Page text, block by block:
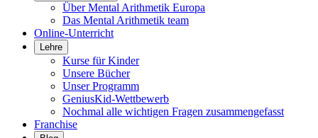
Über Mental Arithmetik Europa
Das Mental Arithmetik team
Online-Unterricht
Lehre
Kurse für Kinder
Unsere Bücher
Unser Programm
GeniusKid-Wettbewerb
Nochmal alle wichtigen Fragen zusammengefasst
Franchise